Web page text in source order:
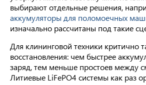
выбирают отдельные решения,
аккумуляторы для поломоечных
изначально рассчитаны под такие
Для клининговой техники критично
восстановления: чем быстрее
заряд, тем меньше простоев между
Литиевые LiFePO4 системы как раз